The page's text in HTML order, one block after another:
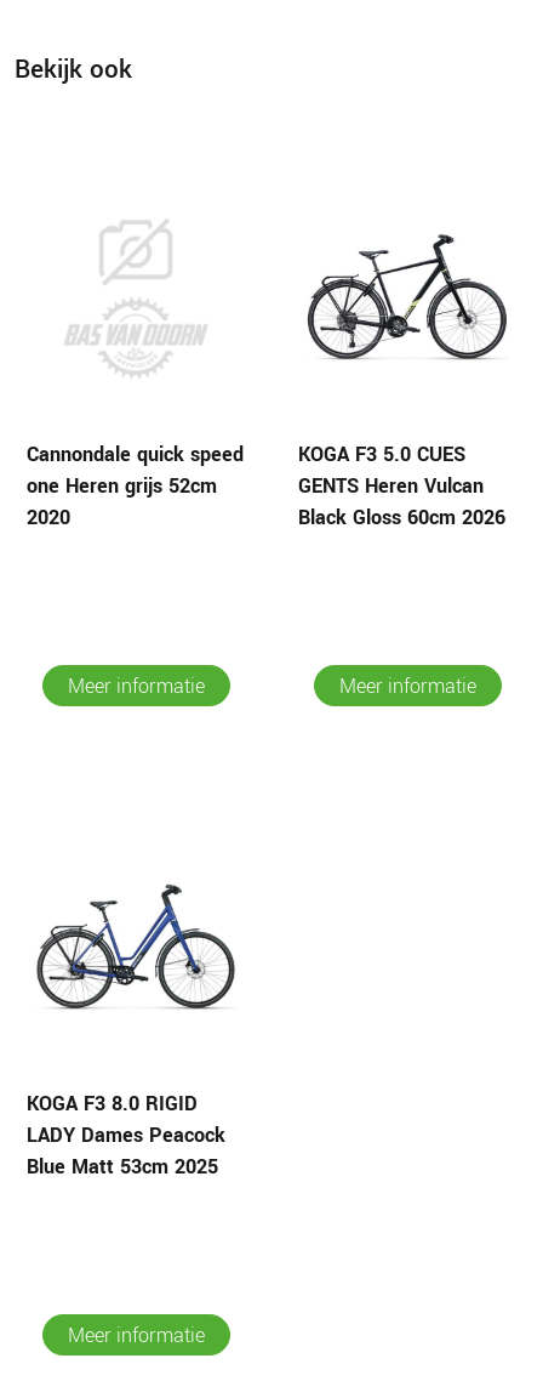
Bekijk ook
Cannondale quick speed
one Heren grijs 52cm
2020
Meer informatie
KOGA F3 5.0 CUES
GENTS Heren Vulcan
Black Gloss 60cm 2026
Meer informatie
KOGA F3 8.0 RIGID
LADY Dames Peacock
Blue Matt 53cm 2025
Meer informatie